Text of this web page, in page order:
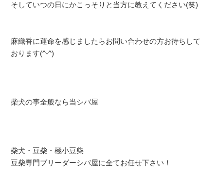
そしていつの日にかこっそりと当方に教えてください(笑)
麻織香に運命を感じましたらお問い合わせの方お待ちして
おります(^-^)
柴犬の事全般なら当シバ屋
柴犬・豆柴・極小豆柴
豆柴専門ブリーダーシバ屋に全てお任せ下さい！